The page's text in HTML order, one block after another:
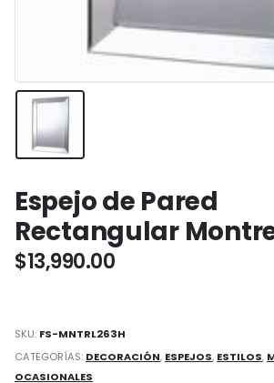
Espejo de Pared
Rectangular
$13,990.00
SKU: FS-MNTRL263H
CATEGORÍAS: DECORACIÓN, ESPEJOS, ESTILOS,
OCASIONALES